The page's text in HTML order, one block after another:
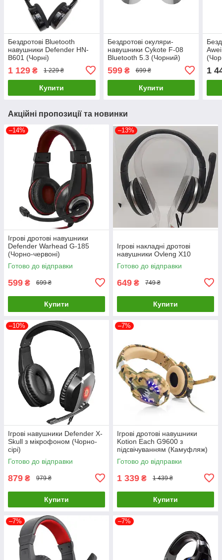
Бездротові Bluetooth
навушники Defender HN-
B601 (Чорні)
1 129 ₴ 1 229 ₴
Купити
Бездротові окуляри-
навушники Cykote F-08
Bluetooth 5.3 (Чорний)
599₴ 699 ₴
Купити
1
Акційні пропозиції та новинки
–14%
Ігрові дротові навушники
Defender Warhead G-185
(Чорно-червоні)
Готово до відправки
599 ₴ 699 ₴
Купити
–13%
Ігрові накладні дротові
навушники Ovleng X10
Готово до відправки
649 ₴ 749 ₴
Купити
–10%
Ігрові навушники Defender X-
Skull з мікрофоном (Чорно-
сірі)
Готово до відправки
879 ₴ 979 ₴
Купити
–7%
Ігрові дротові навушники
Kotion Each G9600 з
підсвічуванням (Камуфляж)
Готово до відправки
1 339 ₴ 1 439 ₴
Купити
–7% –7%